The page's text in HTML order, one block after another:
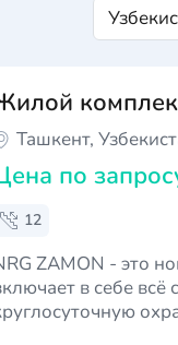
Ташкент,
по
12
ZAMON - это
в себе